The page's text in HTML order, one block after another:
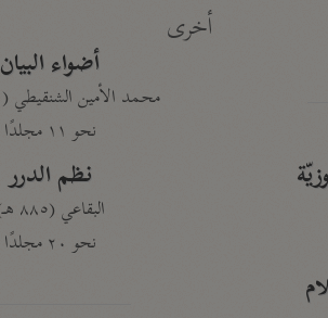
أخرى
أضواء البيان
محمد الأمين الشنقيطي (١٣٩٤ هـ)
نحو ١١ مجلدًا
نظم الدرر
البقاعي (٨٨٥ هـ)
نحو ٢٠ مجلدًا